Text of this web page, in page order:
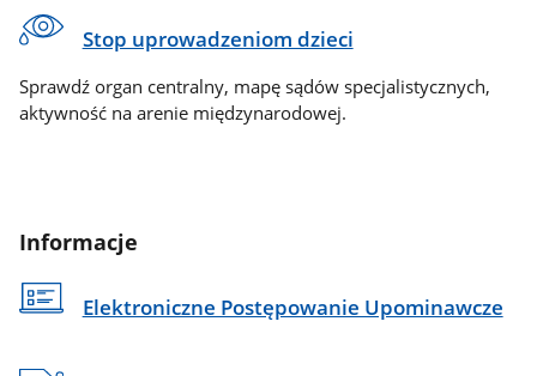
Stop uprowadzeniom dzieci
Sprawdź organ centralny, mapę sądów specjalistycznych,
aktywność na arenie międzynarodowej.
Informacje
Elektroniczne Postępowanie Upominawcze